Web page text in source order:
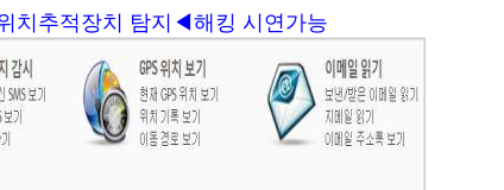
치추적장치 탐지◀해킹 시연가능